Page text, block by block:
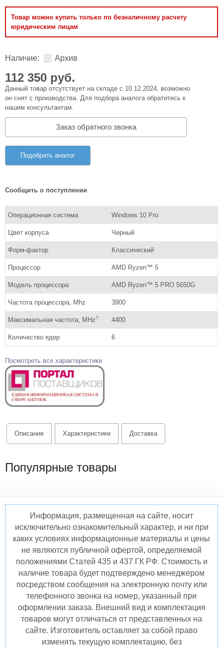
Товар можно купить только по безналичному расчету
юридическим лицам
Наличие: Архив
112 350 руб.
Данный товар отсутствует на складе с 10.12.2024, возможно
он снят с производства. Для подбора аналога обратитесь к
нашим консультантам.
Заказ обратного звонка
Подобрать аналог
Сообщить о поступлении
Операционная система Windows 10 Pro
Цвет корпуса Черный
Форм-фактор Классический
Процессор AMD Ryzen™ 5
Модель процессора AMD Ryzen™ 5 PRO 5650G
Частота процессора, Mhz 3900
Максимальная частота, MHz? 4400
Количество ядер 6
Посмотреть все характеристики
Описание Характеристики Доставка
Популярные товары
Информация, размещенная на сайте, носит
исключительно ознакомительный характер, и ни при
каких условиях информационные материалы и цены
не являются публичной офертой, определяемой
положениями Статей 435 и 437 ГК РФ. Стоимость и
наличие товара будет подтверждено менеджером
посредством сообщения на электронную почту или
телефонного звонка на номер, указанный при
оформлении заказа. Внешний вид и комплектация
товаров могут отличаться от представленных на
сайте. Изготовитель оставляет за собой право
изменять текущую комплектацию, без